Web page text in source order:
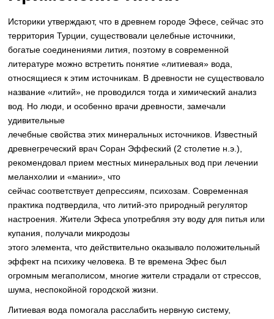
Историки утверждают, что в древнем городе Эфесе, сейчас это
территория Турции, существовали целебные источники,
богатые соединениями лития, поэтому в современной
литературе можно встретить понятие «литиевая» вода,
относящиеся к этим источникам. В древности не существовало
название «литий», не проводился тогда и химический анализ
вод. Но люди, и особенно врачи древности, замечали
удивительные
лечебные свойства этих минеральных источников. Известный
древнегреческий врач Соран Эффеский (2 столетие н.э.),
рекомендовал прием местных минеральных вод при лечении
меланхолии и «мании», что
сейчас соответствует депрессиям, психозам. Современная
практика подтвердила, что литий-это природный регулятор
настроения. Жители Эфеса употребляя эту воду для питья или
купания, получали микродозы
этого элемента, что действительно оказывало положительный
эффект на психику человека. В те времена Эфес был
огромным мегаполисом, многие жители страдали от стрессов,
шума, неспокойной городской жизни.
Литиевая вода помогала расслабить нервную систему,